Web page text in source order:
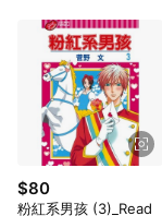
$80
粉紅系男孩 (3)_Read